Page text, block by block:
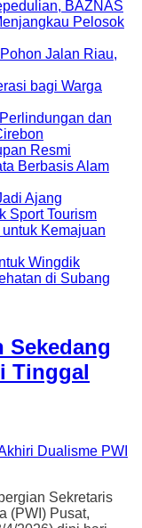
BAZNAS
Pelosok
Jalan Riau,
bagi Warga
dan
Resmi
Berbasis Alam
Ajang
Sport Tourism
Kemajuan
Wingdik
di Subang
Sekedang
Tinggal
Sekretaris
(PWI) Pusat,